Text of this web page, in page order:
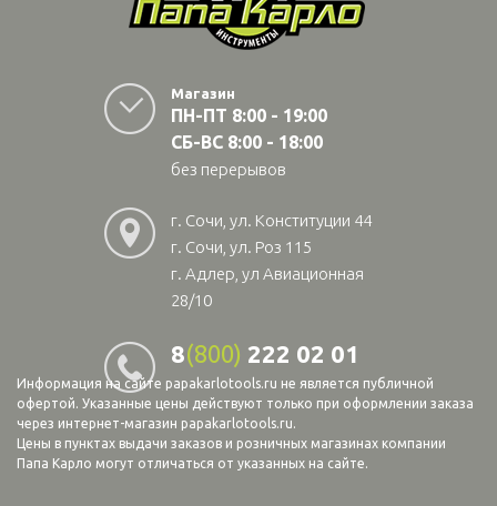
Магазин
ПН-ПТ 8:00 - 19:00
СБ-ВС 8:00 - 18:00
без перерывов
г. Сочи, ул. Конституции 44
г. Сочи, ул. Роз 115
г. Адлер, ул Авиационная
28/10
8(800) 222 02 01
Информация на сайте papakarlotools.ru не является публичной
офертой. Указанные цены действуют только при оформлении заказа
через интернет-магазин papakarlotools.ru.
Цены в пунктах выдачи заказов и розничных магазинах компании
Папа Карло могут отличаться от указанных на сайте.